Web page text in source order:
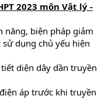
2023 môn Vật lý -
năng, biện pháp giảm
dụng chủ yếu hiện
diện dây dần truyền
áp trước khi truyền